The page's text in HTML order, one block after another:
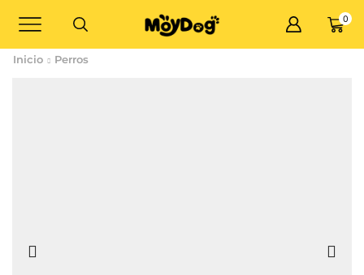
0
Inicio Perros